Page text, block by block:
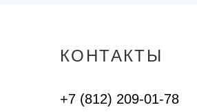
КОНТАКТЫ
+7 (812) 209-01-78